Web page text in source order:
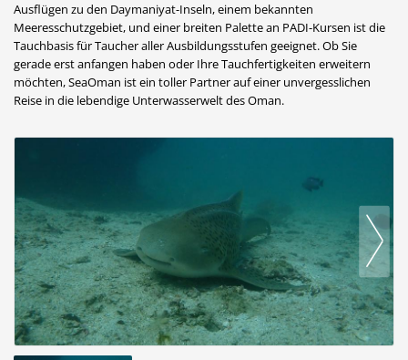
Ausflügen zu den Daymaniyat-Inseln, einem bekannten
Meeresschutzgebiet, und einer breiten Palette an PADI-Kursen ist die
Tauchbasis für Taucher aller Ausbildungsstufen geeignet. Ob Sie
gerade erst anfangen haben oder Ihre Tauchfertigkeiten erweitern
möchten, SeaOman ist ein toller Partner auf einer unvergesslichen
Reise in die lebendige Unterwasserwelt des Oman.